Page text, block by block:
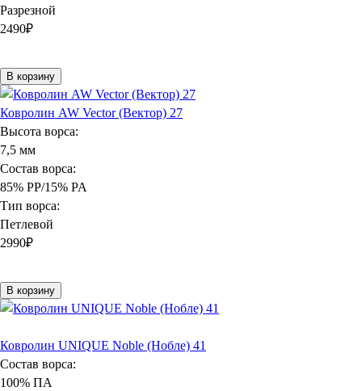
Разрезной
2490₽
В корзину
Ковролин AW Vector (Вектор) 27
Высота ворса:
7,5 мм
Состав ворса:
85% PP/15% PA
Тип ворса:
Петлевой
2990₽
В корзину
Ковролин UNIQUE Noble (Нобле) 41
Состав ворса:
100% ПА